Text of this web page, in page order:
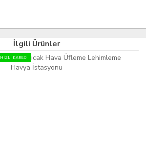
İlgili Ürünler
HIZLI KARGO